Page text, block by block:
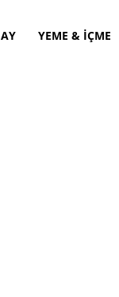
YEME & İÇME